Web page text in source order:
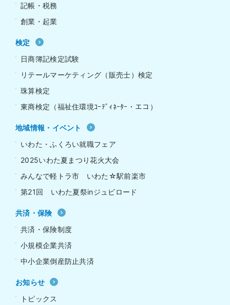
記帳・税務
創業・起業
検定
日商簿記検定試験
リテールマーケティング（販売士）検定
珠算検定
東商検定（福祉住環境ｺｰﾃﾞｨﾈｰﾀｰ・エコ）
地域情報・イベント
いわた・ふくろい就職フェア
2025いわた夏まつり花火大会
みんなで軽トラ市 いわた☆駅前楽市
第21回 いわた夏祭inジュビロード
共済・保険
共済・保険制度
小規模企業共済
中小企業倒産防止共済
お知らせ
トピックス